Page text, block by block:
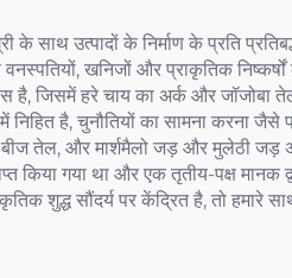
के साथ उत्पादों के निर्माण के प्रति
वनस्पतियों, खनिजों और प्राकृतिक
है, जिसमें हरे चाय का अर्क और
में निहित है, चुनौतियों का सामना
बीज तेल, और मार्शमैलो जड़ और मुलेठी
गया था और एक तृतीय-पक्ष मानक
शुद्ध सौंदर्य पर केंद्रित है, तो